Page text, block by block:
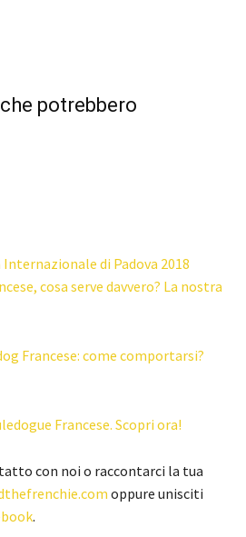
potrebbero
Internazionale di Padova 2018
cosa serve davvero? La nostra
Francese: come comportarsi?
Francese. Scopri ora!
con noi o raccontarci la tua
oppure unisciti
.